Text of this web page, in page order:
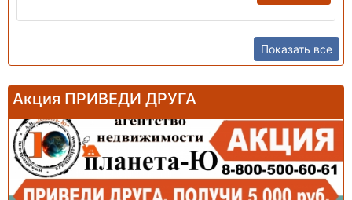
Показать все
Акция ПРИВЕДИ ДРУГА